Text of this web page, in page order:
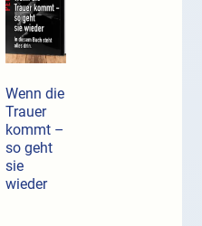
Wenn die
Trauer
kommt –
so geht
sie
wieder